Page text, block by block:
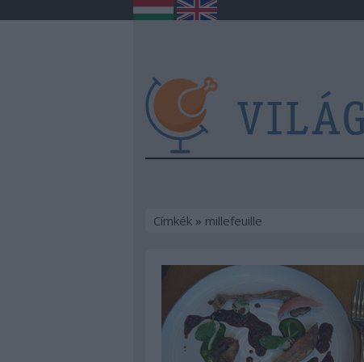
Címkék» millefeuille